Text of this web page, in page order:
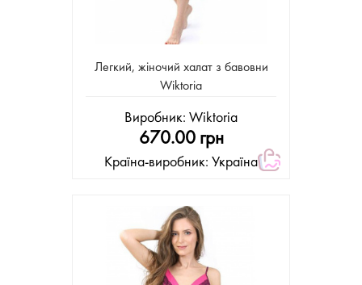
Легкий, жіночий халат з бавовни
Wiktoria
Виробник: Wiktoria
670.00 грн
Країна-виробник: Україна